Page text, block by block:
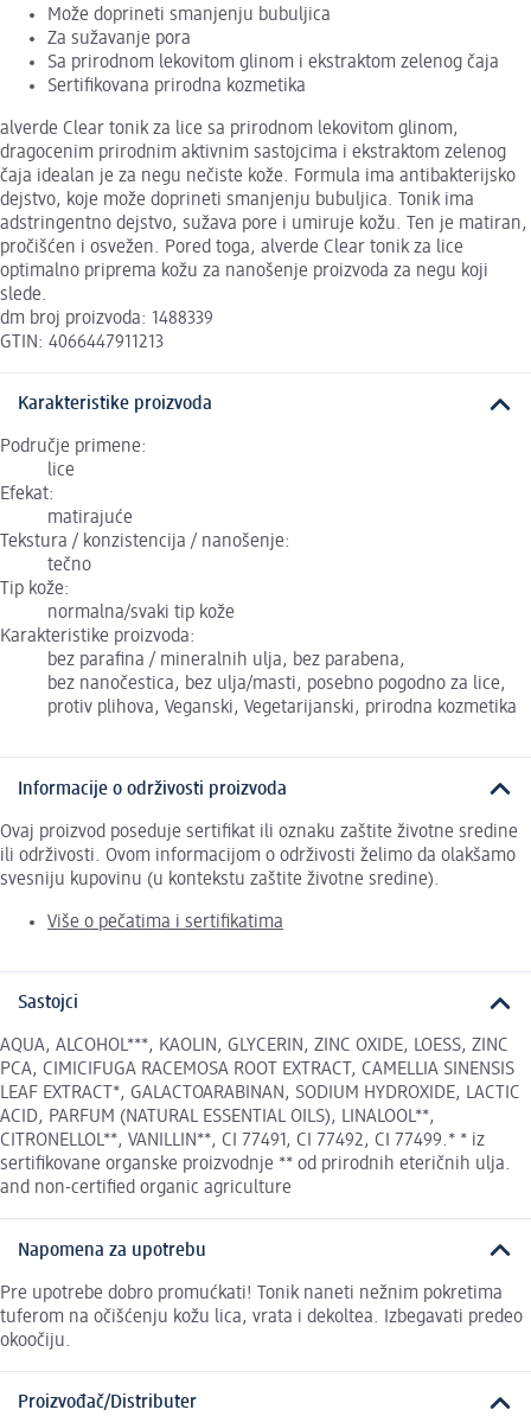
Može doprineti smanjenju bubuljica
Za sužavanje pora
Sa prirodnom lekovitom glinom i ekstraktom zelenog čaja
Sertifikovana prirodna kozmetika
alverde Clear tonik za lice sa prirodnom lekovitom glinom,
dragocenim prirodnim aktivnim sastojcima i ekstraktom zelenog
čaja idealan je za negu nečiste kože. Formula ima antibakterijsko
dejstvo, koje može doprineti smanjenju bubuljica. Tonik ima
adstringentno dejstvo, sužava pore i umiruje kožu. Ten je matiran,
pročišćen i osvežen. Pored toga, alverde Clear tonik za lice
optimalno priprema kožu za nanošenje proizvoda za negu koji
slede.
dm broj proizvoda: 1488339
GTIN: 4066447911213
Karakteristike proizvoda
Područje primene:
lice
Efekat:
matirajuće
Tekstura / konzistencija / nanošenje:
tečno
Tip kože:
normalna/svaki tip kože
Karakteristike proizvoda:
bez parafina / mineralnih ulja, bez parabena,
bez nanočestica, bez ulja/masti, posebno pogodno za lice,
protiv plihova, Veganski, Vegetarijanski, prirodna kozmetika
Informacije o održivosti proizvoda
Ovaj proizvod poseduje sertifikat ili oznaku zaštite životne sredine
ili održivosti. Ovom informacijom o održivosti želimo da olakšamo
svesniju kupovinu (u kontekstu zaštite životne sredine).
Više o pečatima i sertifikatima
Sastojci
AQUA, ALCOHOL***, KAOLIN, GLYCERIN, ZINC OXIDE, LOESS, ZINC
PCA, CIMICIFUGA RACEMOSA ROOT EXTRACT, CAMELLIA SINENSIS
LEAF EXTRACT*, GALACTOARABINAN, SODIUM HYDROXIDE, LACTIC
ACID, PARFUM (NATURAL ESSENTIAL OILS), LINALOOL**,
CITRONELLOL**, VANILLIN**, CI 77491, CI 77492, CI 77499.* * iz
sertifikovane organske proizvodnje ** od prirodnih eteričnih ulja.
and non-certified organic agriculture
Napomena za upotrebu
Pre upotrebe dobro promućkati! Tonik naneti nežnim pokretima
tuferom na očišćenju kožu lica, vrata i dekoltea. Izbegavati predeo
okoočiju.
Proizvođač/Distributer